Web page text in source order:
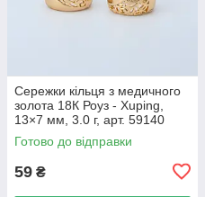
Сережки кільця з медичного
золота 18К Роуз - Xuping,
13×7 мм, 3.0 г, арт. 59140
Готово до відправки
59 ₴